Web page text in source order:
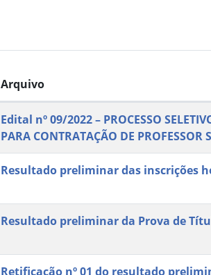
Arquivo
Edital nº 09/2022 – PROCESSO
PARA CONTRATAÇÃO DE PROFESSOR
Resultado preliminar das inscrições
Resultado preliminar da Prova de
Retificação nº 01 do resultado